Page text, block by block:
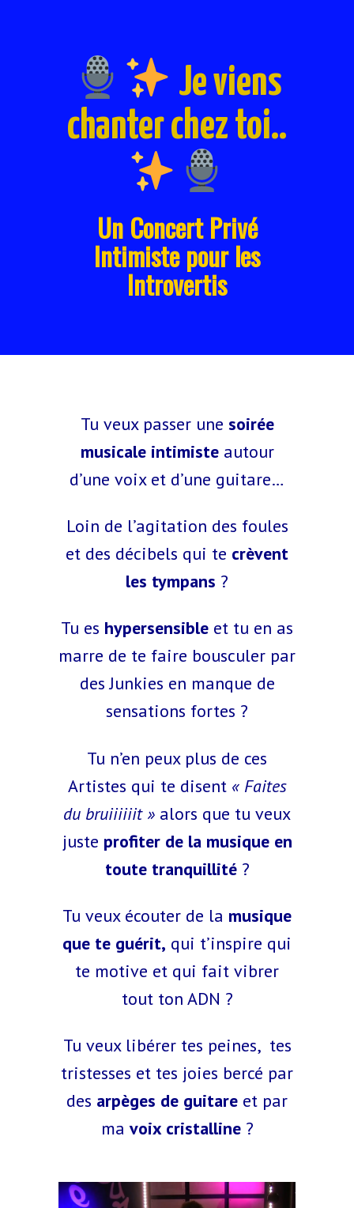
Je viens
chanter chez toi..
Un Concert Privé
Intimiste pour les
Introvertis
Tu veux passer une soirée
musicale intimisteautour
d’une voix et d’une guitare…
Loin de l’agitation des foules
et des décibels qui te crèvent
les tympans ?
Tu es hypersensible et tu en as
marre de te faire bousculer par
des Junkies en manque de
sensations fortes ?
Tu n’en peux plus de ces
Artistes qui te disent « Faites
du bruiiiiiit » alors que tu veux
juste profiter de la musique en
toute tranquillité?
Tu veux écouter de la musique
que te guérit, qui t’inspire qui
te motive et qui fait vibrer
tout ton ADN ?
Tu veux libérer tes peines, tes
tristesses et tes joies bercé par
des arpèges de guitare et par
mavoix cristalline?